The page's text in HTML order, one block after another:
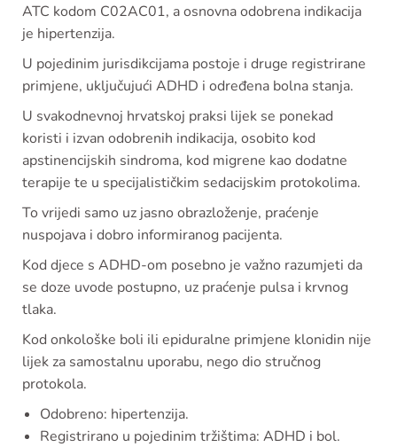
ATC kodom C02AC01, a osnovna odobrena indikacija
je hipertenzija.
U pojedinim jurisdikcijama postoje i druge registrirane
primjene, uključujući ADHD i određena bolna stanja.
U svakodnevnoj hrvatskoj praksi lijek se ponekad
koristi i izvan odobrenih indikacija, osobito kod
apstinencijskih sindroma, kod migrene kao dodatne
terapije te u specijalističkim sedacijskim protokolima.
To vrijedi samo uz jasno obrazloženje, praćenje
nuspojava i dobro informiranog pacijenta.
Kod djece s ADHD-om posebno je važno razumjeti da
se doze uvode postupno, uz praćenje pulsa i krvnog
tlaka.
Kod onkološke boli ili epiduralne primjene klonidin nije
lijek za samostalnu uporabu, nego dio stručnog
protokola.
Odobreno: hipertenzija.
Registrirano u pojedinim tržištima: ADHD i bol.